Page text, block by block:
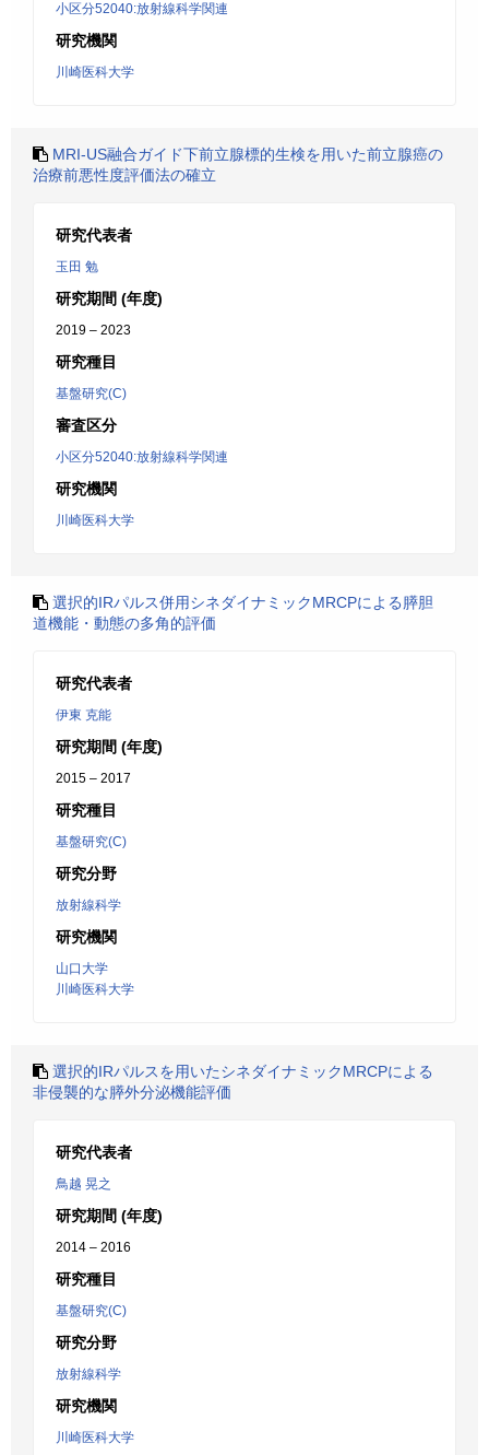
小区分52040:放射線科学関連
研究機関
川崎医科大学
MRI‐US融合ガイド下前立腺標的生検を用いた前立腺癌の
治療前悪性度評価法の確立
研究代表者
玉田 勉
研究期間 (年度)
2019 – 2023
研究種目
基盤研究(C)
審査区分
小区分52040:放射線科学関連
研究機関
川崎医科大学
選択的IRパルス併用シネダイナミックMRCPによる膵胆
道機能・動態の多角的評価
研究代表者
伊東 克能
研究期間 (年度)
2015 – 2017
研究種目
基盤研究(C)
研究分野
放射線科学
研究機関
山口大学
川崎医科大学
選択的IRパルスを用いたシネダイナミックMRCPによる
非侵襲的な膵外分泌機能評価
研究代表者
鳥越 晃之
研究期間 (年度)
2014 – 2016
研究種目
基盤研究(C)
研究分野
放射線科学
研究機関
川崎医科大学